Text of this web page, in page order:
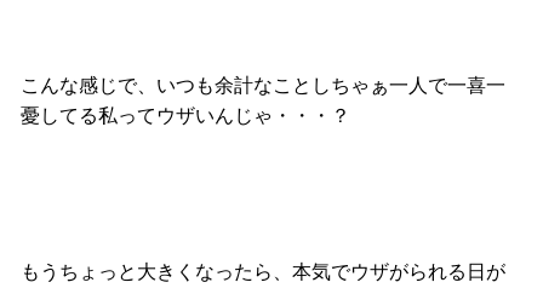
こんな感じで、いつも余計なことしちゃぁ一人で一喜一
憂してる私ってウザいんじゃ・・・？
もうちょっと大きくなったら、本気でウザがられる日が